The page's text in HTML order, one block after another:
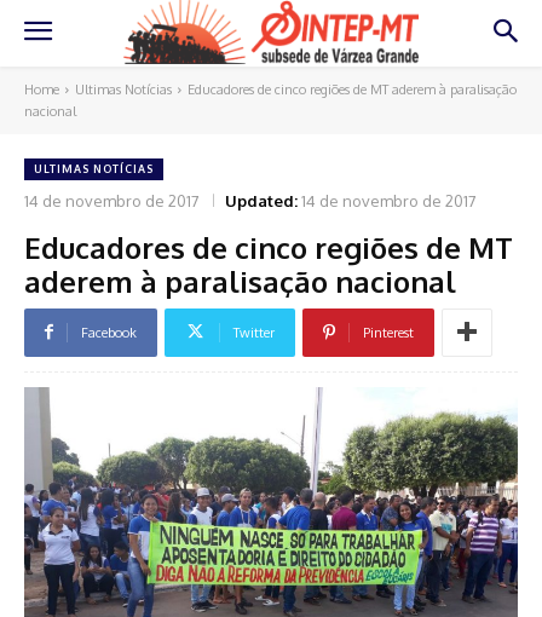
Home Ultimas Notícias
Educadores de cinco regiões de MT aderem à paralisação
nacional
ULTIMAS NOTÍCIAS
14 de novembro de 2017 Updated:14 de novembro de 2017
Educadores de cinco regiões de MT
aderem à paralisação nacional
Facebook Twitter Pinterest